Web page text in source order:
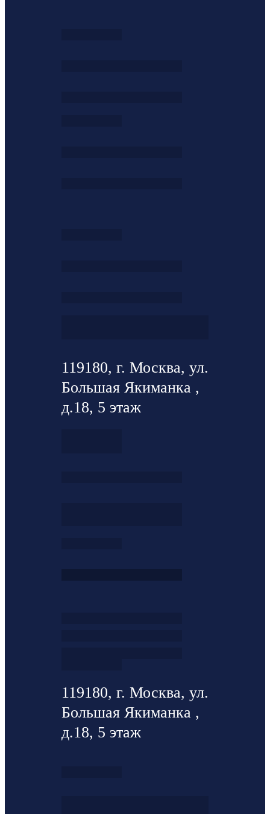
119180, г. Москва, ул.
Большая Якиманка ,
д.18, 5 этаж
119180, г. Москва, ул.
Большая Якиманка ,
д.18, 5 этаж